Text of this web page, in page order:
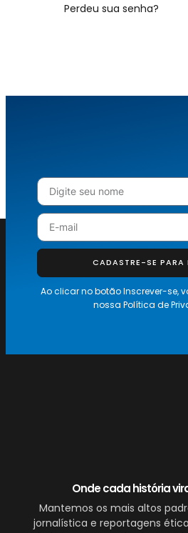
Perdeu sua senha?
CADASTRE-SE PARA
Ao clicar no botão Inscrever-se,
nossa Política de
Onde cada história
Mantemos os mais altos
jornalística e reportagens